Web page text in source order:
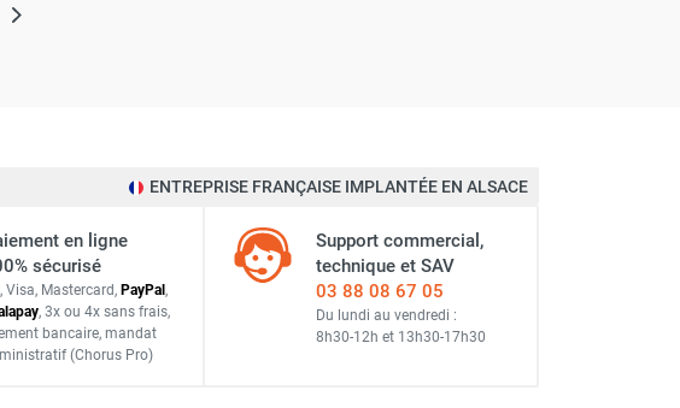
ENTREPRISE FRANÇAISE IMPLANTÉE EN ALSACE
en ligne
sécurisé
Visa, Mastercard, PayPal ,
, 3x ou 4x sans frais,
bancaire, mandat
(Chorus Pro)
Support commercial,
technique et SAV
03 88 08 67 05
Du lundi au vendredi :
8h30-12h et 13h30-17h30